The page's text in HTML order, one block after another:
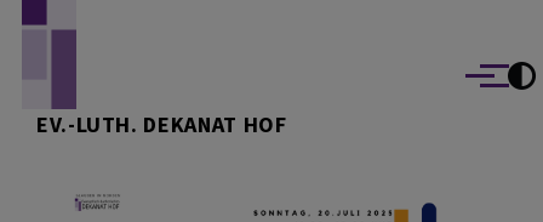
EV.-LUTH. DEKANAT HOF
Menü